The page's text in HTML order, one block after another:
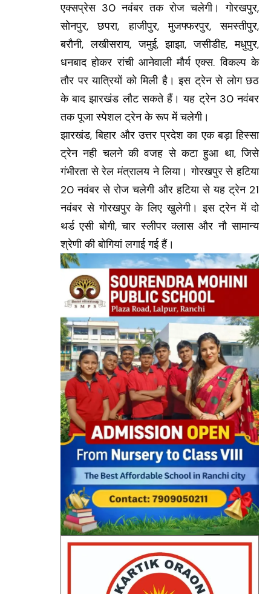
एक्सप्रेस 30 नवंबर तक रोज चलेगी। गाेरखपुर,
साेनपुर, छपरा, हाजीपुर, मुजफ्फरपुर, समस्तीपुर,
बराैनी, लखीसराय, जमुई, झाझा, जसीडीह, मधुपुर,
धनबाद हाेकर रांची आनेवाली माैर्य एक्स. विकल्प के
ताैर पर यात्रियाें काे मिली है। इस ट्रेन से लाेग छठ
के बाद झारखंड लौट सकते हैं। यह ट्रेन 30 नवंबर
तक पूजा स्पेशल ट्रेन के रूप में चलेगी।
झारखंड, बिहार और उत्तर प्रदेश का एक बड़ा हिस्सा
ट्रेन नही चलने की वजह से कटा हुआ था, जिसे
गंभीरता से रेल मंत्रालय ने लिया। गाेरखपुर से हटिया
20 नवंबर से रोज चलेगी और हटिया से यह ट्रेन 21
नवंबर से गाेरखपुर के लिए खुलेगी। इस ट्रेन में दाे
थर्ड एसी बाेगी, चार स्लीपर क्लास और नाै सामान्य
श्रेणी की बाेगियां लगाई गई हैं।